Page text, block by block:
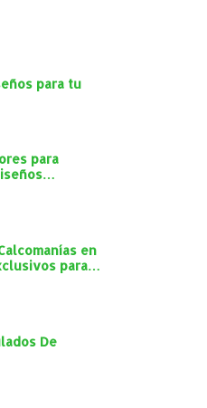
para tu
para
en
para
De